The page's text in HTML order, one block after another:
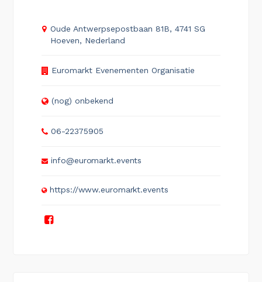
Oude Antwerpsepostbaan 81B, 4741 SG
Hoeven, Nederland
Euromarkt Evenementen Organisatie
(nog) onbekend
06-22375905
info@euromarkt.events
https://www.euromarkt.events